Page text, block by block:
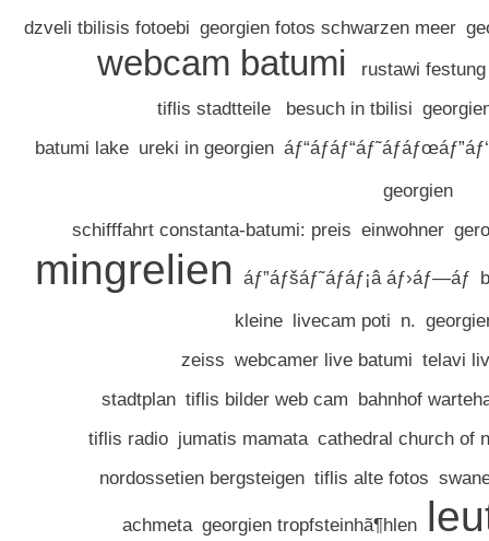
dzveli tbilisis fotoebi georgien fotos schwarzen meer
webcam batumi
rustawi festung
tiflis stadtteile
besuch in tbilisi
batumi lake ureki in georgien
georgien
schifffahrt constanta-batumi: preis einwohner
mingrelien áƒ”áƒšáƒ˜áƒáƒ¡â áƒ›áƒ—áƒ
kleine livecam poti n.
zeiss webcamer live batumi telavi
stadtplan tiflis bilder web cam bahnhof
tiflis radio jumatis mamata cathedral church of
nordossetien bergsteigen tiflis alte fotos
achmeta georgien tropfsteinhã¶hlen